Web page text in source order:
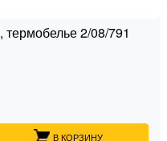
2/08/791
В КОРЗИНУ